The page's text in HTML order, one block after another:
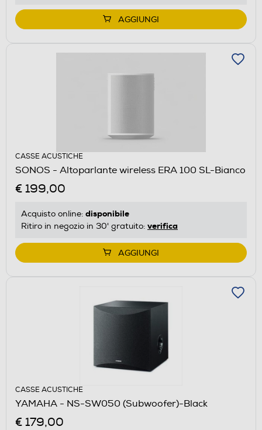
AGGIUNGI
CASSE ACUSTICHE
SONOS - Altoparlante wireless ERA 100 SL-Bianco
€ 199,00
Acquisto online: disponibile
Ritiro in negozio in 30' gratuito: verifica
AGGIUNGI
CASSE ACUSTICHE
YAMAHA - NS-SW050 (Subwoofer)-Black
€ 179,00